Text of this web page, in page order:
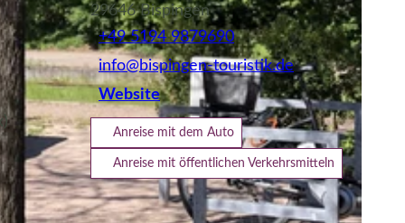
29646Bispingen
+49 5194 9879690
info@bispingen-touristik.de
Website
Anreise mit dem Auto
Anreise mit öffentlichen Verkehrsmitteln